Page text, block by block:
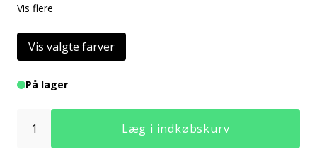
Vis flere
Vis valgte farver
På lager
Læg i indkøbskurv